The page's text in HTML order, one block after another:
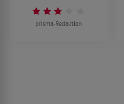
prisma-Redaktion